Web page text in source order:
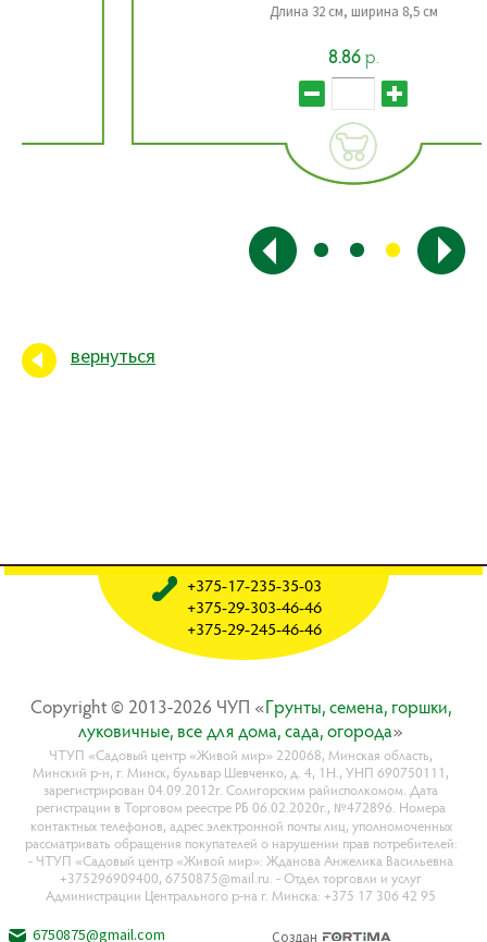
Длина 32 см, ширина 8,5 см
вернуться
Copyright © 2013-2026 ЧУП «Гpyнты, ceмeнa, гopшки,
лyкoвичныe, вce для дoмa, caдa, oгopoдa»
ЧТУП «Садовый центр «Живой мир» 220068, Минская область,
Минский р-н, г. Минск, бульвар Шевченко, д. 4, 1Н., УНП 690750111,
зарегистрирован 04.09.2012г. Солигорским райисполкомом. Дата
регистрации в Торговом реестре РБ 06.02.2020г., №472896. Номера
контактных телефонов, адрес электронной почты лиц, уполномоченных
рассматривать обращения покупателей о нарушении прав потребителей:
- ЧТУП «Садовый центр «Живой мир»: Жданова Анжелика Васильевна
+375296909400, 6750875@mail.ru. - Отдел торговли и услуг
Администрации Центрального р-на г. Минска: +375 17 306 42 95
+375-17-235-35-03
+375-29-303-46-46
+375-29-245-46-46
6750875@gmail.com Создан